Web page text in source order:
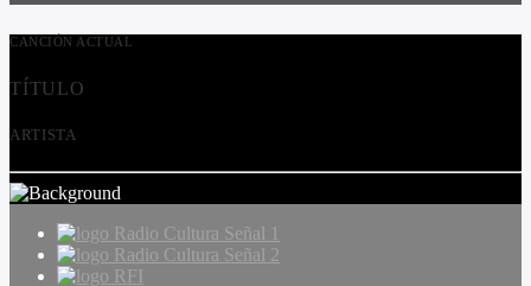
CANCIÓN ACTUAL
TÍTULO
ARTISTA
Radio Cultura Señal 1
Radio Cultura Señal 2
RFI